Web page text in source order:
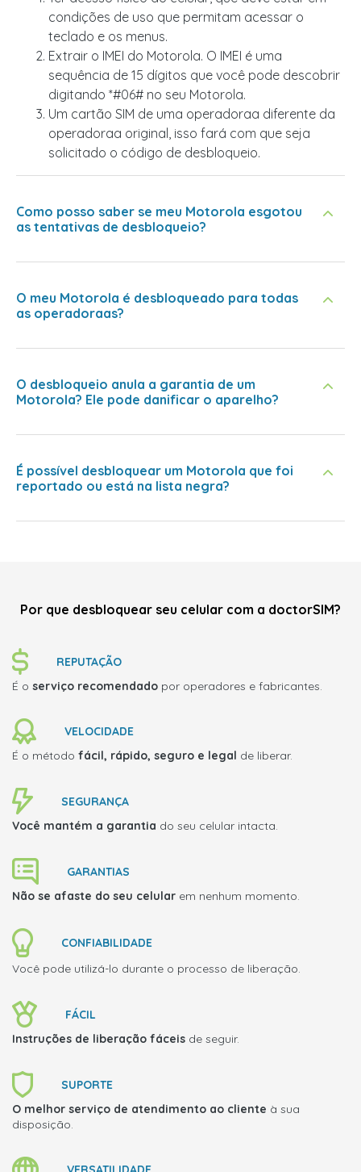
condições de uso que permitam acessar o
teclado e os menus.
Extrair o IMEI do Motorola. O IMEI é uma
sequência de 15 dígitos que você pode descobrir
digitando *#06# no seu Motorola.
Um cartão SIM de uma operadoraa diferente da
operadoraa original, isso fará com que seja
solicitado o código de desbloqueio.
Como posso saber se meu Motorola esgotou
as tentativas de desbloqueio?
O meu Motorola é desbloqueado para todas
as operadoraas?
O desbloqueio anula a garantia de um
Motorola? Ele pode danificar o aparelho?
É possível desbloquear um Motorola que foi
reportado ou está na lista negra?
Por que desbloquear seu celular com a doctorSIM?
REPUTAÇÃO
É o serviço recomendado por operadores e fabricantes.
VELOCIDADE
É o método fácil, rápido, seguro e legal de liberar.
SEGURANÇA
Você mantém a garantia do seu celular intacta.
GARANTIAS
Não se afaste do seu celular em nenhum momento.
CONFIABILIDADE
Você pode utilizá-lo durante o processo de liberação.
FÁCIL
Instruções de liberação fáceis de seguir.
SUPORTE
O melhor serviço de atendimento ao cliente à sua
disposição.